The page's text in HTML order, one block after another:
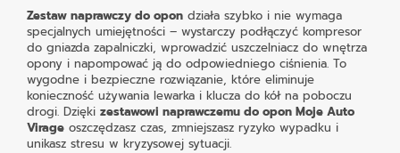
Zestaw naprawczy do opon działa szybko i nie wymaga
specjalnych umiejętności – wystarczy podłączyć kompresor
do gniazda zapalniczki, wprowadzić uszczelniacz do wnętrza
opony i napompować ją do odpowiedniego ciśnienia. To
wygodne i bezpieczne rozwiązanie, które eliminuje
konieczność używania lewarka i klucza do kół na poboczu
drogi. Dzięki zestawowi naprawczemu do opon Moje Auto
Virage oszczędzasz czas, zmniejszasz ryzyko wypadku i
unikasz stresu w kryzysowej sytuacji.